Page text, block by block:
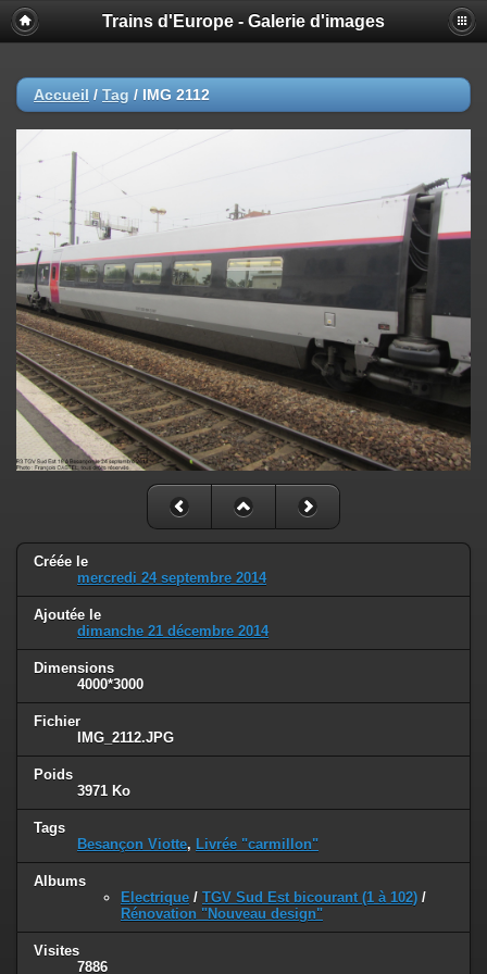
Trains d'Europe - Galerie d'images
Accueil / Tag / IMG 2112
Créée le
mercredi 24 septembre 2014
Ajoutée le
dimanche 21 décembre 2014
Dimensions
4000*3000
Fichier
IMG_2112.JPG
Poids
3971 Ko
Tags
Besançon Viotte, Livrée "carmillon"
Albums
Electrique / TGV Sud Est bicourant (1 à 102) /
Rénovation "Nouveau design"
Visites
7886